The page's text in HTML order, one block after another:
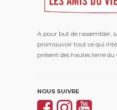
A pour but de rassembler,
promouvoir tout ce qui
présent des hautes terre du
NOUS SUIVRE